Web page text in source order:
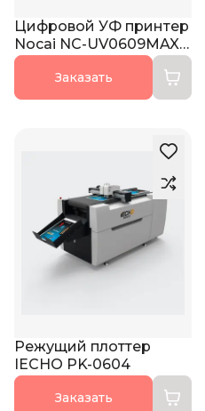
Цифровой УФ принтер
Nocai NC-UV0609MAX-
II
Заказать
Режущий плоттер
IECHO PK-0604
Заказать